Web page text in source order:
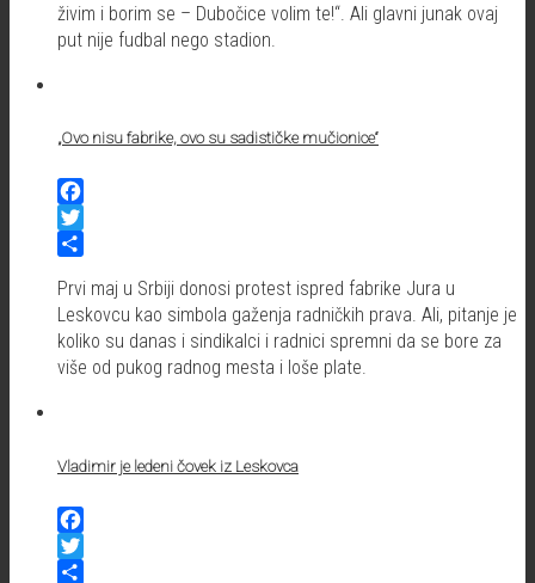
živim i borim se – Dubočice volim te!“. Ali glavni junak ovaj
put nije fudbal nego stadion.
„Ovo nisu fabrike, ovo su sadističke mučionice“
Facebook
Twitter
Prvi maj u Srbiji donosi protest ispred fabrike Jura u
Leskovcu kao simbola gaženja radničkih prava. Ali, pitanje je
koliko su danas i sindikalci i radnici spremni da se bore za
više od pukog radnog mesta i loše plate.
Vladimir je ledeni čovek iz Leskovca
Facebook
Twitter